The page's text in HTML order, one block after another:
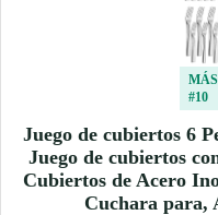
#10
Juego de cubiertos 6
Juego de cubiertos
Cubiertos de Acero
Cuchara para,